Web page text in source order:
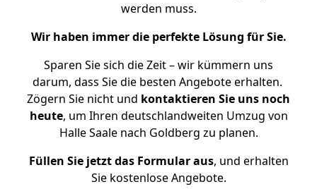
werden muss.
Wir haben immer die perfekte Lösung für Sie.
Sparen Sie sich die Zeit – wir kümmern uns
darum, dass Sie die besten Angebote erhalten.
Zögern Sie nicht und kontaktieren Sie uns noch
heute, um Ihren deutschlandweiten Umzug von
Halle Saale nach Goldberg zu planen.
Füllen Sie jetzt das Formular aus, und erhalten
Sie kostenlose Angebote.